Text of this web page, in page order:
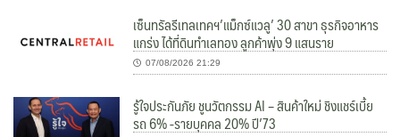
เซ็นทรัลรีเทลเทคฯ’แม็กซ์แวลู’ 30 สาขา ธุรกิจอาหาร
แกร่ง ได้ที่ดินทำเลทอง ลูกค้าพุ่ง 9 แสนราย
07/08/2026 21:29
รู้ใจประกันภัย ชูนวัตกรรม AI – สินค้าใหม่ ชิงแชร์เบี้ย
รถ 6% -รายบุคคล 20% ปี’73